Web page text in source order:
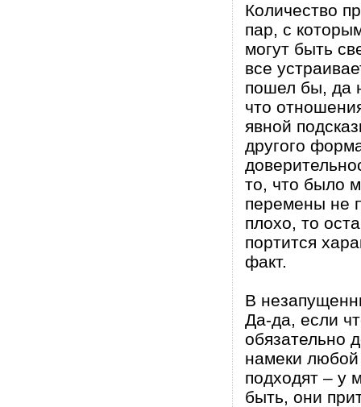
Количество
пар, с
могут быть
все
пошел бы, да
что
явной
другого
то, что было
перемены не
плохо, то
портится
факт.
В
Да-да, если
обязательно
намеки
подходят – у
быть, они